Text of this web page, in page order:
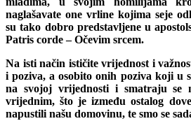
naglašavate one vrline kojima seje
su tako dobro predstavljene u
Patris corde – Očevim srcem.
Na isti način ističite vrijednost i
i poziva, a osobito onih poziva koji u
na svojoj vrijednosti i smatraju se
vrijednim, što je između ostalog
napustili našu domovinu, te smo se